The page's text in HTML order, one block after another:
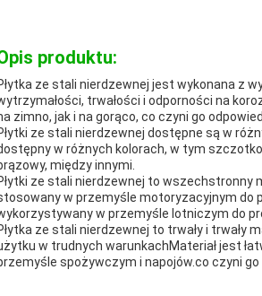
produktu:
ze stali nierdzewnej jest wykonana z
trwałości i odporności na
zimno, jak i na gorąco, co czyni go
ze stali nierdzewnej dostępne są w
w różnych kolorach, w tym
między innymi.
ze stali nierdzewnej to wszechstronny
w przemyśle motoryzacyjnym do
w przemyśle lotniczym do
ze stali nierdzewnej to trwały i trwały
w trudnych warunkachMateriał jest
spożywczym i napojów.co czyni